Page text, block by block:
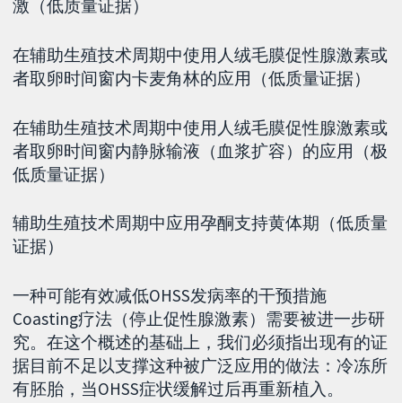
激（低质量证据）
在辅助生殖技术周期中使用人绒毛膜促性腺激素或
者取卵时间窗内卡麦角林的应用（低质量证据）
在辅助生殖技术周期中使用人绒毛膜促性腺激素或
者取卵时间窗内静脉输液（血浆扩容）的应用（极
低质量证据）
辅助生殖技术周期中应用孕酮支持黄体期（低质量
证据）
一种可能有效减低OHSS发病率的干预措施
Coasting疗法（停止促性腺激素）需要被进一步研
究。在这个概述的基础上，我们必须指出现有的证
据目前不足以支撑这种被广泛应用的做法：冷冻所
有胚胎，当OHSS症状缓解过后再重新植入。